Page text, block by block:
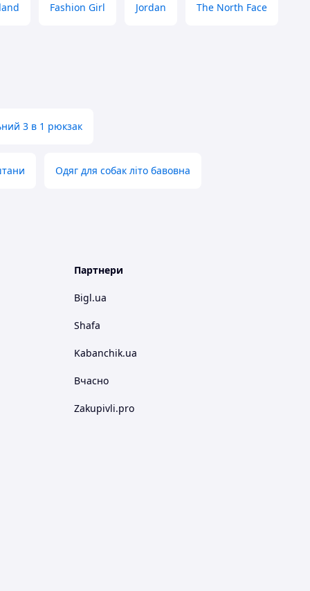
Fashion Girl Jordan The North Face
3 в 1 рюкзак
Одяг для собак літо бавовна
Партнери
Bigl.ua
Shafa
Kabanchik.ua
Вчасно
Zakupivli.pro